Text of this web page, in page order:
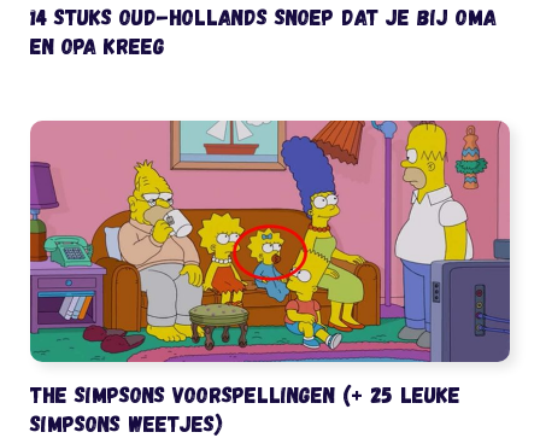
14 stuks oud-Hollands snoep dat je bij oma
en opa kreeg
The Simpsons voorspellingen (+ 25 leuke
Simpsons weetjes)